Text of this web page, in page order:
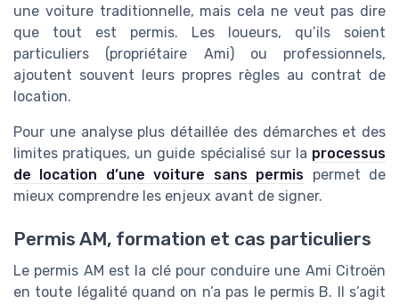
une voiture traditionnelle, mais cela ne veut pas dire
que tout est permis. Les loueurs, qu’ils soient
particuliers (propriétaire Ami) ou professionnels,
ajoutent souvent leurs propres règles au contrat de
location.
Pour une analyse plus détaillée des démarches et des
limites pratiques, un guide spécialisé sur la processus
de location d’une voiture sans permis permet de
mieux comprendre les enjeux avant de signer.
Permis AM, formation et cas particuliers
Le permis AM est la clé pour conduire une Ami Citroën
en toute légalité quand on n’a pas le permis B. Il s’agit